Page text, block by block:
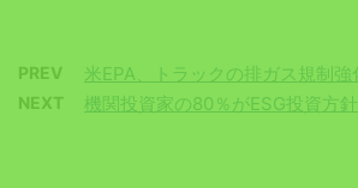
PREV 米EPA、トラックの排ガス規制強
NEXT 機関投資家の80％がESG投資方